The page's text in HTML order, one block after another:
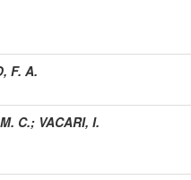
F. A.
C.; VACARI, I.